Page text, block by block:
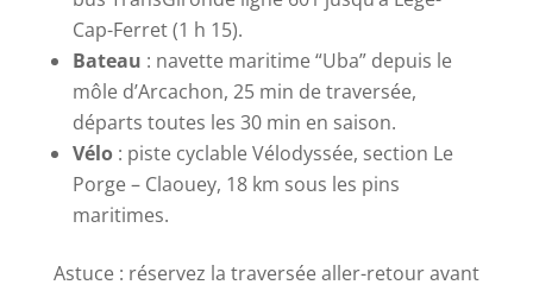
Cap-Ferret (1 h 15).
Bateau : navette maritime “Uba” depuis le
môle d’Arcachon, 25 min de traversée,
départs toutes les 30 min en saison.
Vélo: piste cyclable Vélodyssée, section Le
Porge – Claouey, 18 km sous les pins
maritimes.
Astuce : réservez la traversée aller-retour avant